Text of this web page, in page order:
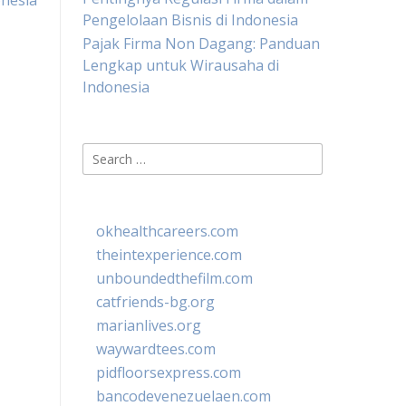
Pengelolaan Bisnis di Indonesia
Pajak Firma Non Dagang: Panduan
Lengkap untuk Wirausaha di
Indonesia
Search
for:
okhealthcareers.com
theintexperience.com
unboundedthefilm.com
catfriends-bg.org
marianlives.org
waywardtees.com
pidfloorsexpress.com
bancodevenezuelaen.com